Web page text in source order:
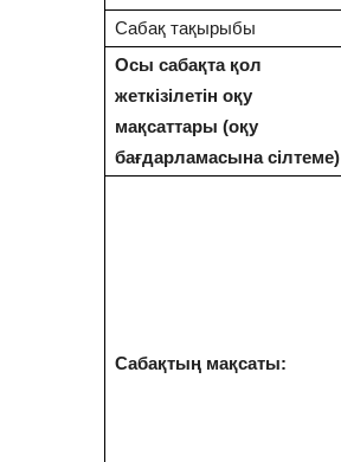
Сабақ тақырыбы
Осы сабақта қол
жеткізілетін оқу
мақсаттары (оқу
бағдарламасына сілтеме)
Сабақтың мақсаты: